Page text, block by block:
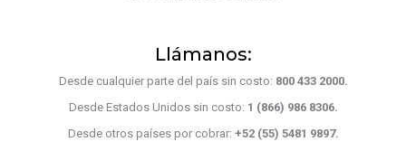
Llámanos:
Desde cualquier parte del país sin costo: 800 433 2000.
Desde Estados Unidos sin costo: 1 (866) 986 8306.
Desde otros países por cobrar: +52 (55) 5481 9897.